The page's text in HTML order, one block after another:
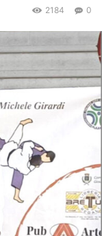
0
2184